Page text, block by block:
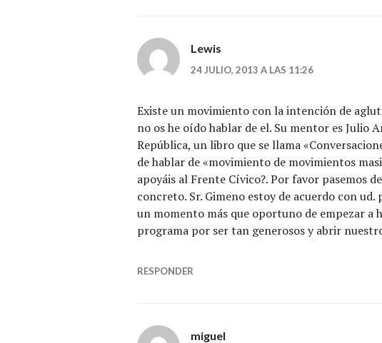
Lewis
24 JULIO, 2013 A LAS 11:26
Existe un movimiento con la intención de
no os he oído hablar de el. Su mentor es Julio
República, un libro que se llama
de hablar de «movimiento de movimientos
apoyáis al Frente Cívico?. Por favor pasemos
concreto. Sr. Gimeno estoy de acuerdo con
un momento más que oportuno de empezar a
programa por ser tan generosos y abrir
RESPONDER
miguel